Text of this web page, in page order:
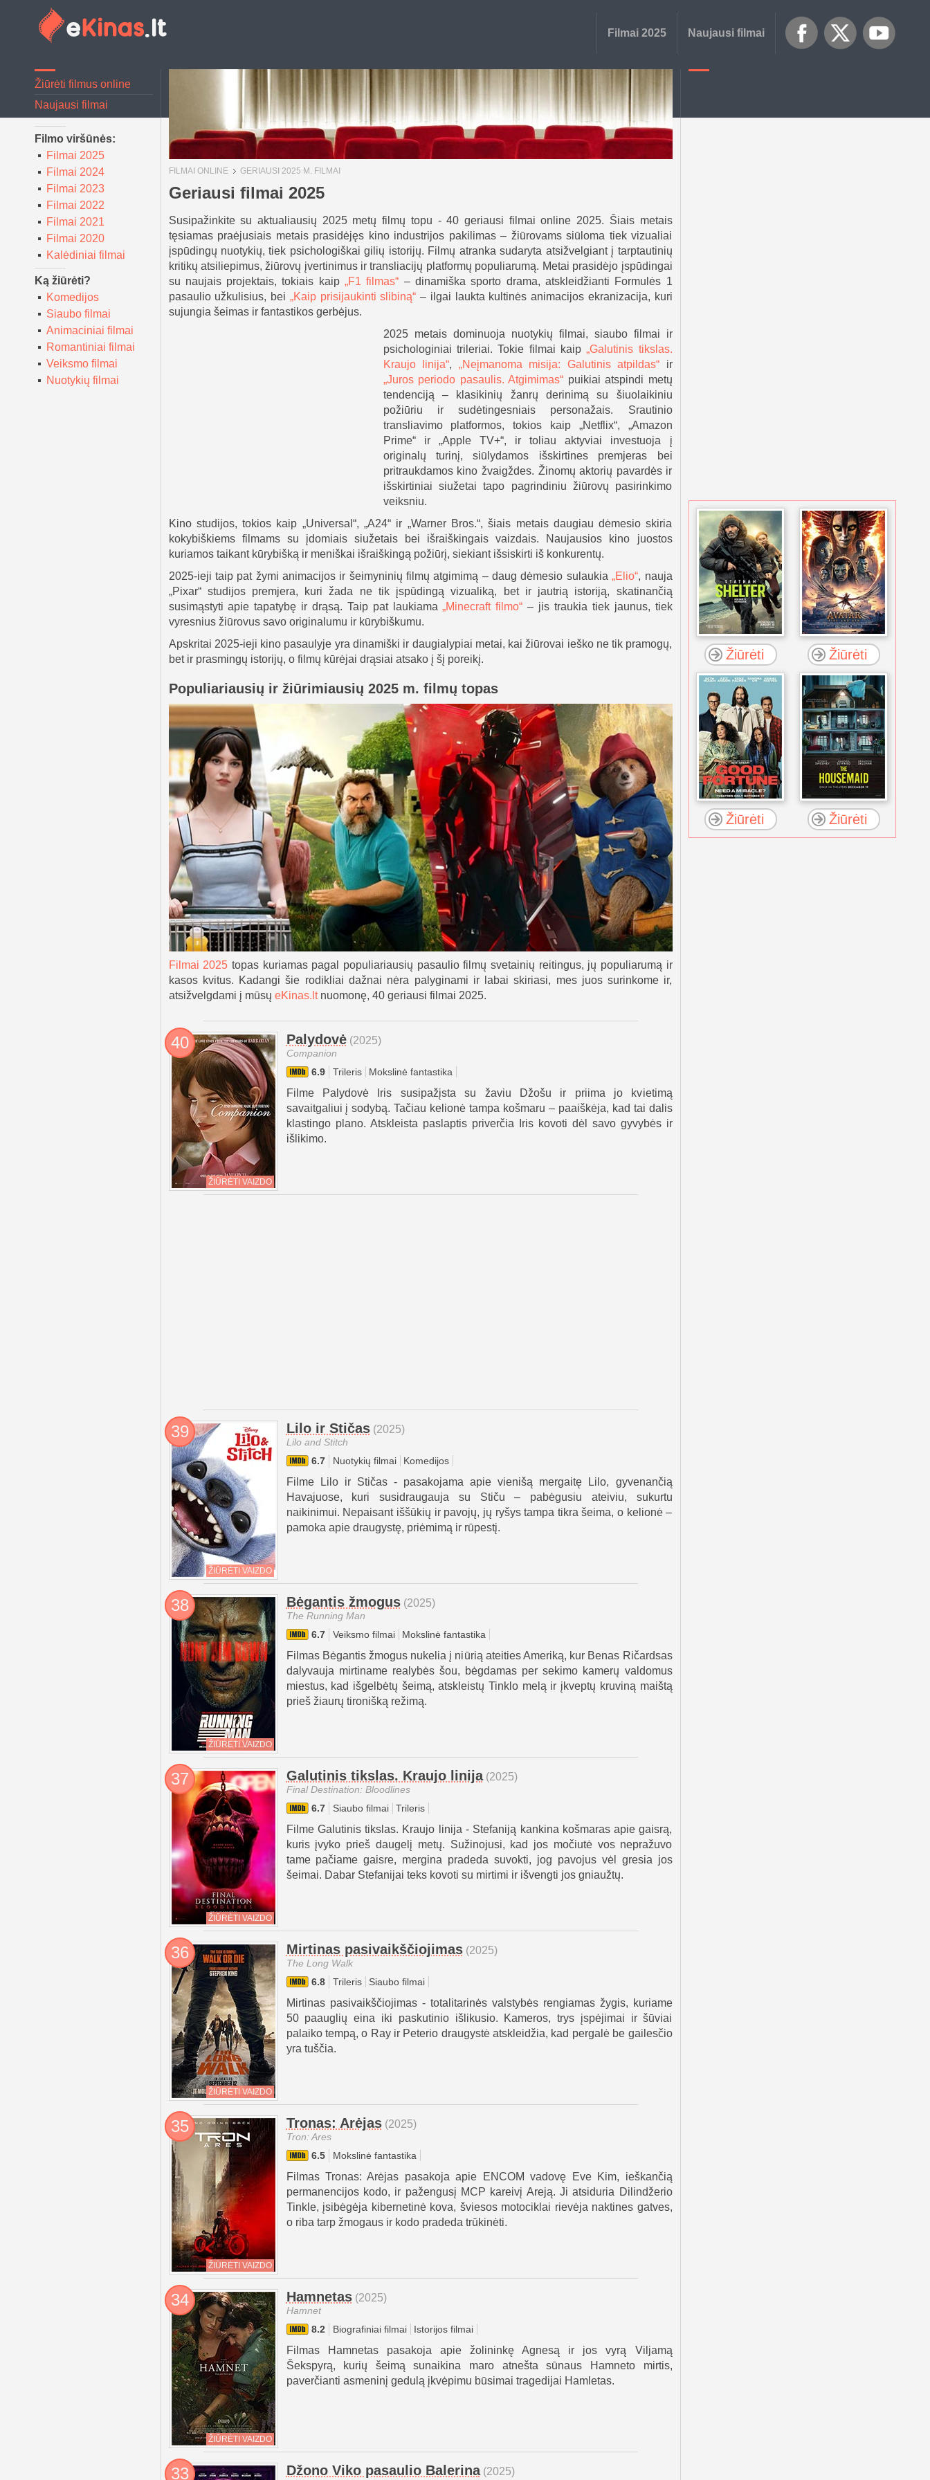
Naujausi filmai
Filmai 2025
Žiūrėti filmus online
Naujausi filmai
Filmo viršūnės:
Filmai 2025
Filmai 2024
Filmai 2023
Filmai 2022
Filmai 2021
Filmai 2020
Kalėdiniai filmai
Ką žiūrėti?
Komedijos
Siaubo filmai
Animaciniai filmai
Romantiniai filmai
Veiksmo filmai
Nuotykių filmai
Žiūrėti Žiūrėti
Žiūrėti Žiūrėti
FILMAI ONLINE GERIAUSI 2025 M. FILMAI
Geriausi filmai 2025
Susipažinkite su aktualiausių 2025 metų filmų topu - 40 geriausi filmai online 2025. Šiais metais
tęsiamas praėjusiais metais prasidėjęs kino industrijos pakilimas – žiūrovams siūloma tiek vizualiai
įspūdingų nuotykių, tiek psichologiškai gilių istorijų. Filmų atranka sudaryta atsižvelgiant į tarptautinių
kritikų atsiliepimus, žiūrovų įvertinimus ir transliacijų platformų populiarumą. Metai prasidėjo įspūdingai
su naujais projektais, tokiais kaip„F1 filmas“ – dinamiška sporto drama, atskleidžianti Formulės 1
pasaulio užkulisius, bei „Kaip prisijaukinti slibiną“ – ilgai laukta kultinės animacijos ekranizacija, kuri
sujungia šeimas ir fantastikos gerbėjus.
2025 metais dominuoja nuotykių filmai, siaubo filmai ir
psichologiniai trileriai. Tokie filmai kaip„Galutinis tikslas.
Kraujo linija“, „Neįmanoma misija: Galutinis atpildas“ ir
„Juros periodo pasaulis. Atgimimas“ puikiai atspindi metų
tendenciją – klasikinių žanrų derinimą su šiuolaikiniu
požiūriu ir sudėtingesniais personažais. Srautinio
transliavimo platformos, tokios kaip „Netflix“, „Amazon
Prime“ ir „Apple TV+“, ir toliau aktyviai investuoja į
originalų turinį, siūlydamos išskirtines premjeras bei
pritraukdamos kino žvaigždes. Žinomų aktorių pavardės ir
išskirtiniai siužetai tapo pagrindiniu žiūrovų pasirinkimo
veiksniu.
Kino studijos, tokios kaip „Universal“, „A24“ ir „Warner Bros.“, šiais metais daugiau dėmesio skiria
kokybiškiems filmams su įdomiais siužetais bei išraiškingais vaizdais. Naujausios kino juostos
kuriamos taikant kūrybišką ir meniškai išraiškingą požiūrį, siekiant išsiskirti iš konkurentų.
2025-ieji taip pat žymi animacijos ir šeimyninių filmų atgimimą – daug dėmesio sulaukia„Elio“, nauja
„Pixar“ studijos premjera, kuri žada ne tik įspūdingą vizualiką, bet ir jautrią istoriją, skatinančią
susimąstyti apie tapatybę ir drąsą. Taip pat laukiama„Minecraft filmo“ – jis traukia tiek jaunus, tiek
vyresnius žiūrovus savo originalumu ir kūrybiškumu.
Apskritai 2025-ieji kino pasaulyje yra dinamiški ir daugialypiai metai, kai žiūrovai ieško ne tik pramogų,
bet ir prasmingų istorijų, o filmų kūrėjai drąsiai atsako į šį poreikį.
Populiariausių ir žiūrimiausių 2025 m. filmų topas
Filmai 2025 topas kuriamas pagal populiariausių pasaulio filmų svetainių reitingus, jų populiarumą ir
kasos kvitus. Kadangi šie rodikliai dažnai nėra palyginami ir labai skiriasi, mes juos surinkome ir,
atsižvelgdami į mūsų eKinas.ltnuomonę, 40 geriausi filmai 2025.
40
ŽIŪRĖTI VAIZDO
Palydovė (2025)
Companion
6.9
Trileris Mokslinė fantastika
Filme Palydovė Iris susipažįsta su žaviu Džošu ir priima jo kvietimą
savaitgaliui į sodybą. Tačiau kelionė tampa košmaru – paaiškėja, kad tai dalis
klastingo plano. Atskleista paslaptis priverčia Iris kovoti dėl savo gyvybės ir
išlikimo.
39
ŽIŪRĖTI VAIZDO
Lilo ir Stičas (2025)
Lilo and Stitch
6.7
Nuotykių filmai Komedijos
Filme Lilo ir Stičas - pasakojama apie vienišą mergaitę Lilo, gyvenančią
Havajuose, kuri susidraugauja su Stiču – pabėgusiu ateiviu, sukurtu
naikinimui. Nepaisant iššūkių ir pavojų, jų ryšys tampa tikra šeima, o kelionė –
pamoka apie draugystę, priėmimą ir rūpestį.
38
ŽIŪRĖTI VAIZDO
Bėgantis žmogus (2025)
The Running Man
6.7
Veiksmo filmai Mokslinė fantastika
Filmas Bėgantis žmogus nukelia į niūrią ateities Ameriką, kur Benas Ričardsas
dalyvauja mirtiname realybės šou, bėgdamas per sekimo kamerų valdomus
miestus, kad išgelbėtų šeimą, atskleistų Tinklo melą ir įkveptų kruviną maištą
prieš žiaurų tironišką režimą.
37
ŽIŪRĖTI VAIZDO
Galutinis tikslas. Kraujo linija (2025)
Final Destination: Bloodlines
6.7
Siaubo filmai Trileris
Filme Galutinis tikslas. Kraujo linija - Stefaniją kankina košmaras apie gaisrą,
kuris įvyko prieš daugelį metų. Sužinojusi, kad jos močiutė vos nepražuvo
tame pačiame gaisre, mergina pradeda suvokti, jog pavojus vėl gresia jos
šeimai. Dabar Stefanijai teks kovoti su mirtimi ir išvengti jos gniaužtų.
36
ŽIŪRĖTI VAIZDO
Mirtinas pasivaikščiojimas (2025)
The Long Walk
6.8
Trileris Siaubo filmai
Mirtinas pasivaikščiojimas - totalitarinės valstybės rengiamas žygis, kuriame
50 paauglių eina iki paskutinio išlikusio. Kameros, trys įspėjimai ir šūviai
palaiko tempą, o Ray ir Peterio draugystė atskleidžia, kad pergalė be gailesčio
yra tuščia.
35
ŽIŪRĖTI VAIZDO
Tronas: Arėjas (2025)
Tron: Ares
6.5
Mokslinė fantastika
Filmas Tronas: Arėjas pasakoja apie ENCOM vadovę Eve Kim, ieškančią
permanencijos kodo, ir pažengusį MCP kareivį Areją. Ji atsiduria Dilindžerio
Tinkle, įsibėgėja kibernetinė kova, šviesos motociklai rievėja naktines gatves,
o riba tarp žmogaus ir kodo pradeda trūkinėti.
34
ŽIŪRĖTI VAIZDO
Hamnetas (2025)
Hamnet
8.2
Biografiniai filmai Istorijos filmai
Filmas Hamnetas pasakoja apie žolininkę Agnesą ir jos vyrą Viljamą
Šekspyrą, kurių šeimą sunaikina maro atnešta sūnaus Hamneto mirtis,
paverčianti asmeninį gedulą įkvėpimu būsimai tragedijai Hamletas.
33 Džono Viko pasaulio Balerina (2025)